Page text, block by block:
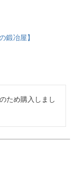
鍛冶屋】
ため購入しまし